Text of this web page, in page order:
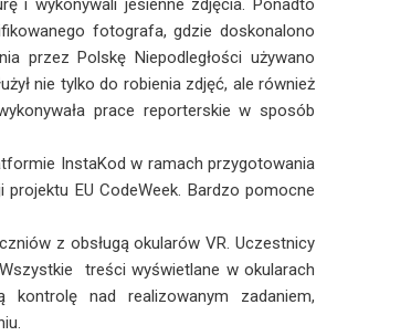
i wykonywali jesienne zdjęcia. Ponadto
fotografa, gdzie doskonalono
przez Polskę Niepodległości używano
nie tylko do robienia zdjęć, ale również
prace reporterskie w sposób
InstaKod w ramach przygotowania
EU CodeWeek. Bardzo pomocne
z obsługą okularów VR. Uczestnicy
treści wyświetlane w okularach
kontrolę nad realizowanym zadaniem,